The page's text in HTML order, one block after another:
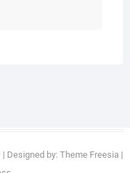
| Designed by: Theme Freesia|